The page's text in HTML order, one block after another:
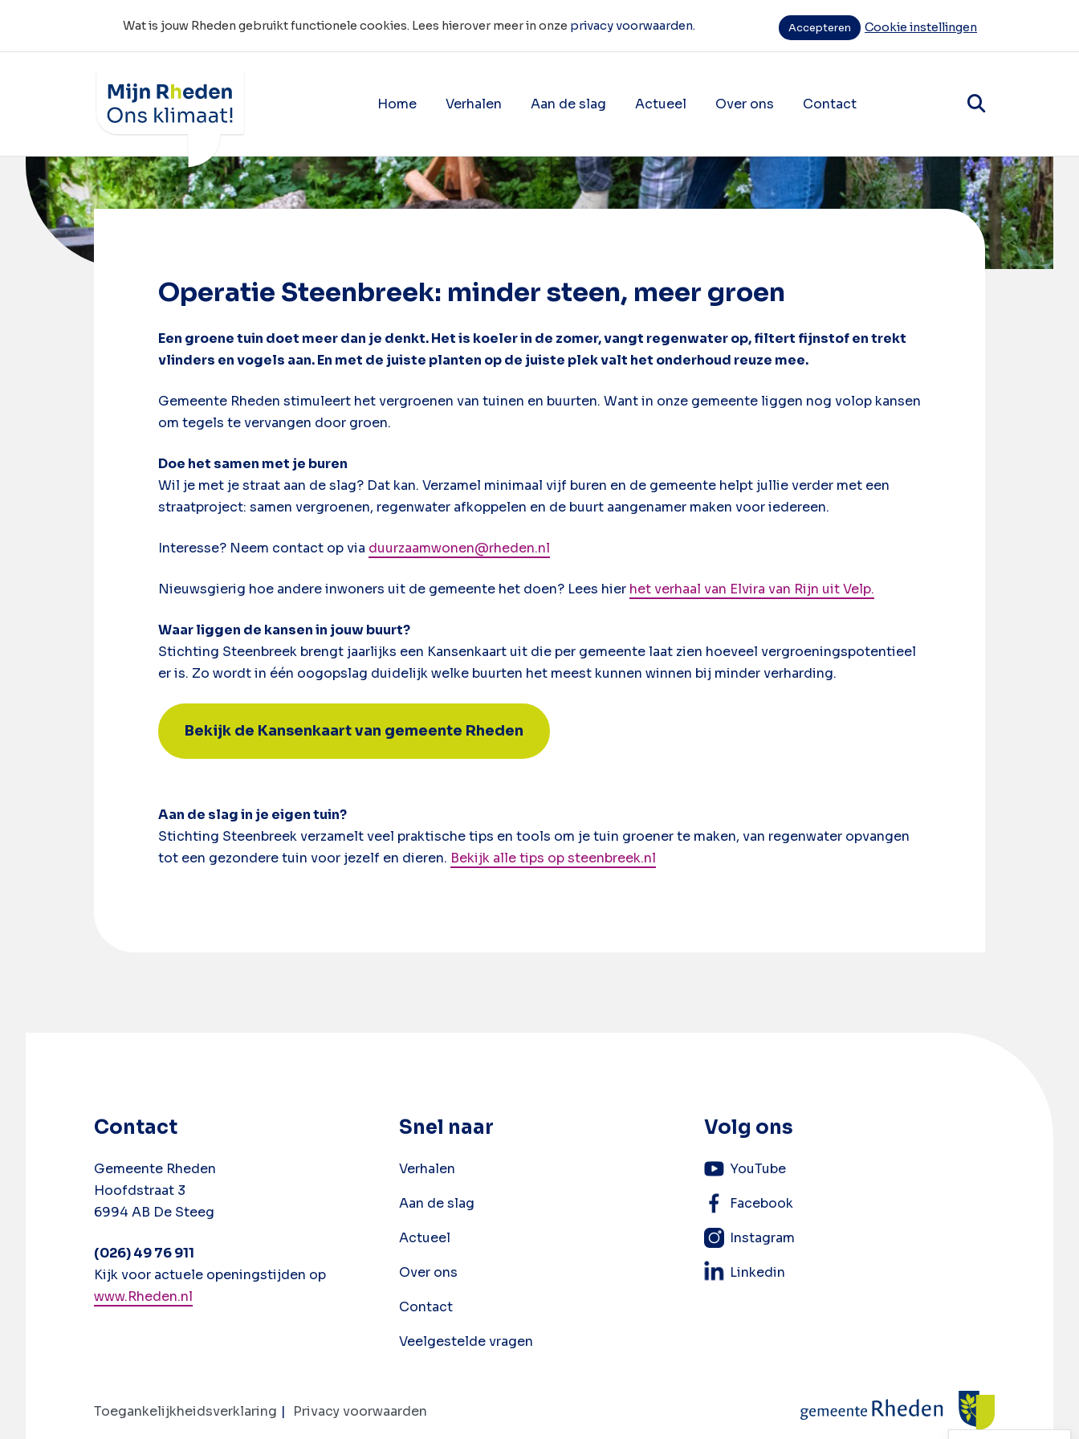
Wat is jouw Rheden gebruikt functionele cookies. Lees hierover meer in onze privacy voorwaarden. Accepteren Cookie instellingen
Wat is jouw Rheden
Home
Verhalen
Aan de slag
Actueel
Over ons Contact
Home Operatie Steenbreek: minder steen, meer groen
Operatie Steenbreek: minder steen, meer groen
Een groene tuin doet meer dan je denkt. Het is koeler in de zomer, vangt regenwater op, filtert fijnstof en trekt
vlinders en vogels aan. En met de juiste planten op de juiste plek valt het onderhoud reuze mee.
Gemeente Rheden stimuleert het vergroenen van tuinen en buurten. Want in onze gemeente liggen nog volop kansen
om tegels te vervangen door groen.
Doe het samen met je buren
Wil je met je straat aan de slag? Dat kan. Verzamel minimaal vijf buren en de gemeente helpt jullie verder met een
straatproject: samen vergroenen, regenwater afkoppelen en de buurt aangenamer maken voor iedereen.
Interesse? Neem contact op via duurzaamwonen@rheden.nl
Nieuwsgierig hoe andere inwoners uit de gemeente het doen? Lees hier het verhaal van Elvira van Rijn uit Velp.
Waar liggen de kansen in jouw buurt?
Stichting Steenbreek brengt jaarlijks een Kansenkaart uit die per gemeente laat zien hoeveel vergroeningspotentieel
er is. Zo wordt in één oogopslag duidelijk welke buurten het meest kunnen winnen bij minder verharding.
Bekijk de Kansenkaart van gemeente Rheden
Aan de slag in je eigen tuin?
Stichting Steenbreek verzamelt veel praktische tips en tools om je tuin groener te maken, van regenwater opvangen
tot een gezondere tuin voor jezelf en dieren. Bekijk alle tips op steenbreek.nl
Contact
Gemeente Rheden
Hoofdstraat 3
6994 AB De Steeg
(026) 49 76 911
Kijk voor actuele openingstijden op
www.Rheden.nl
Snel naar
Verhalen
Aan de slag
Actueel
Over ons
Contact
Veelgestelde vragen
Volg ons
YouTube
Facebook
Instagram
Linkedin
Toegankelijkheidsverklaring Privacy voorwaarden